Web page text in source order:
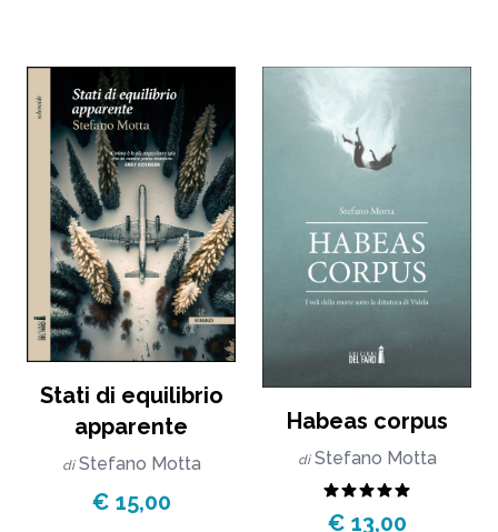
Stati di equilibrio
apparente
di Stefano Motta
€ 15,00
Habeas corpus
di Stefano Motta
€ 13,00